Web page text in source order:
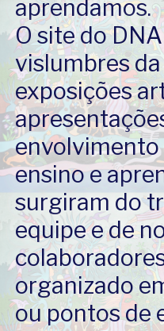
aprendamos.
O site do
vislumbres
exposições
ensino e
surgiram do
equipe e de
organizado
ou pontos de